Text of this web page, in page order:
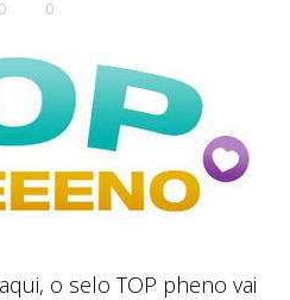
0 0
o selo TOP pheno vai